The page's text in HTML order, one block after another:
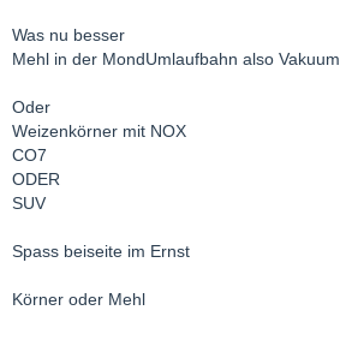
Was nu besser
Mehl in der MondUmlaufbahn also Vakuum
Oder
Weizenkörner mit NOX
CO7
ODER
SUV
Spass beiseite im Ernst
Körner oder Mehl